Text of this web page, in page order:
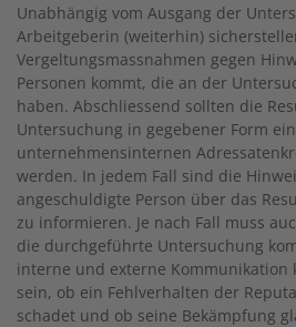
Unabhängig vom Ausgang der
Arbeitgeberin (weiterhin)
Vergeltungsmassnahmen gegen
Personen kommt, die an der
haben. Abschliessend sollten die
Untersuchung in gegebener Form
unternehmensinternen
werden. In jedem Fall sind die
angeschuldigte Person über das
zu informieren. Je nach Fall muss
die durchgeführte Untersuchung
interne und externe Kommunikation
sein, ob ein Fehlverhalten der
schadet und ob seine Bekämpfung